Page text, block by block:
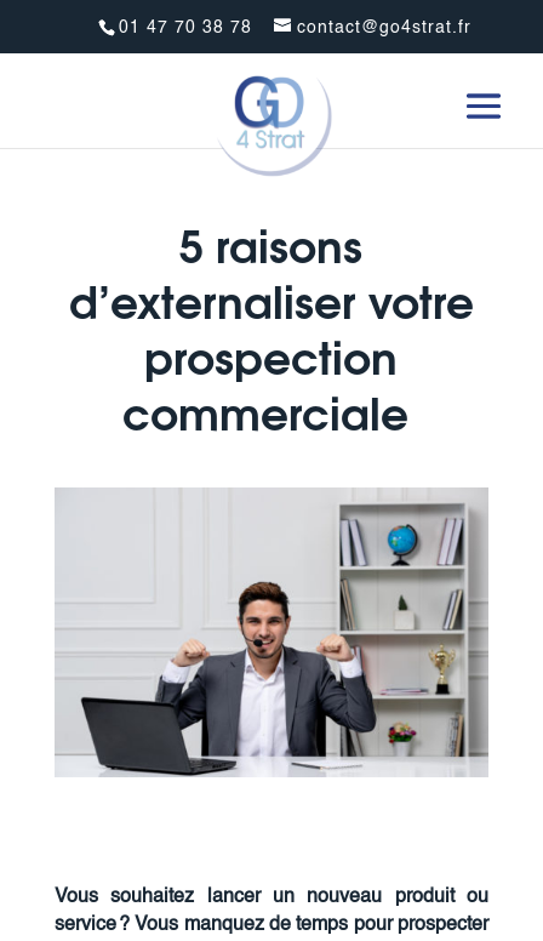
01 47 70 38 78 contact@go4strat.fr
5 raisons
d’externaliser votre
prospection
commerciale
Vous souhaitez lancer un nouveau produit ou
service ? Vous manquez de temps pour prospecter